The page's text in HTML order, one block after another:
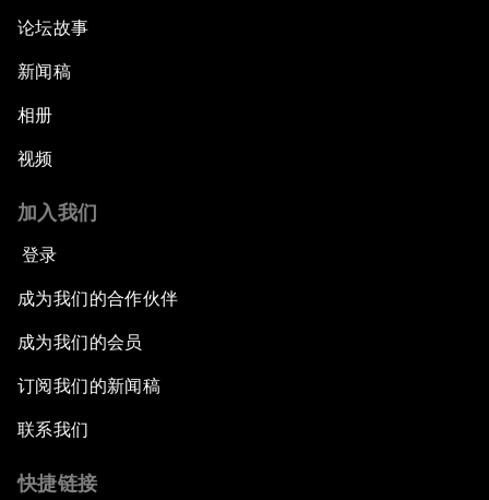
论坛故事
新闻稿
相册
视频
加入我们
登录
成为我们的合作伙伴
成为我们的会员
订阅我们的新闻稿
联系我们
快捷链接